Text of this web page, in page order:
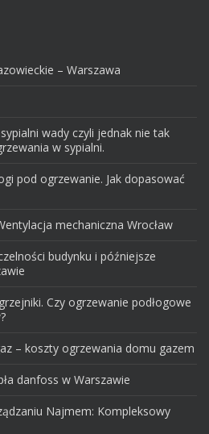
– Warszawa
wady czyli jednak nie tak
w sypialni.
pod ogrzewanie. Jak dopasować
mechaniczna Wrocław
budynku i późniejsze
Czy ogrzewanie podłogowe
– koszty ogrzewania domu gazem
danfoss w Warszawie
Najmem: Kompleksowy